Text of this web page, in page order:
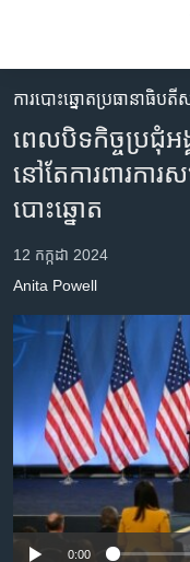
ទាក់ទង
រំលង​
និង​
ចូល​
ទំព័រ​
ព័ត៌មាន​​
ម្តង
រំលង​
ចូល​
ទៅ​
ទំព័រ​
សម្ព័ន្ធ​
រំលង​
អន្តរជាតិ
កម្ពុជាច្នៃប្រតិដ្ឋ
ព្រឹត្តិការណ៍ព័ត៌មាន
ទូរទស្សន៍ / វីដេអូ​
វិទ្យុ / ផតខាសថ៍
កម្មវិធីទាំងអស់
Khmer English
ការបោះឆ្នោតប្រធានាធិប
ពេលបិទកិច្ចប្រជុំ
នៅតែការពារការ
បោះឆ្នោត
12 កក្កដា 2024
Anita Powell
No
0:00